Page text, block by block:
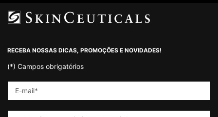
RECEBA NOSSAS DICAS, PROMOÇÕES E NOVIDADES!
(*) Campos obrigatórios
E-mail*